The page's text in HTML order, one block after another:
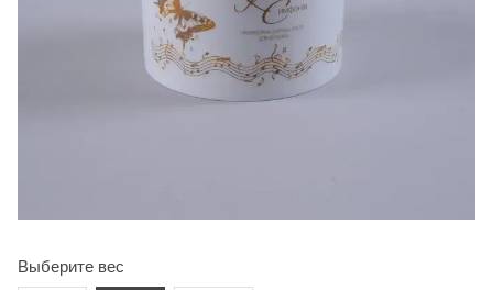
Выберите вес